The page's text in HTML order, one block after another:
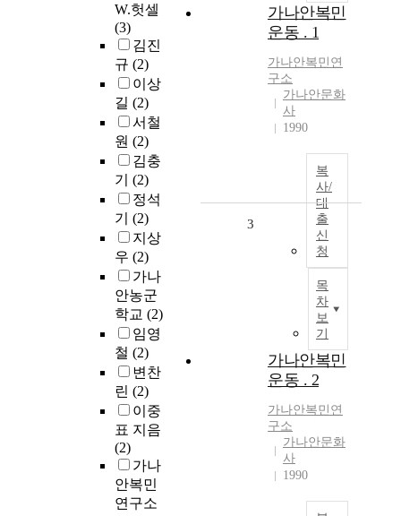
W.헛셀
(3)
김진
규 (2)
이상
길 (2)
서철
원 (2)
김충
기 (2)
정석
기 (2)
지상
우 (2)
가나
안농군
학교 (2)
임영
철 (2)
변찬
린 (2)
이중
표 지음
(2)
가나
안복민
연구소
가나안복민
운동 . 1
가나안복민연
구소
가나안문화
사
1990
복
사/
대
출
신
청
목
차
보
기
3
가나안복민
운동 . 2
가나안복민연
구소
가나안문화
사
1990